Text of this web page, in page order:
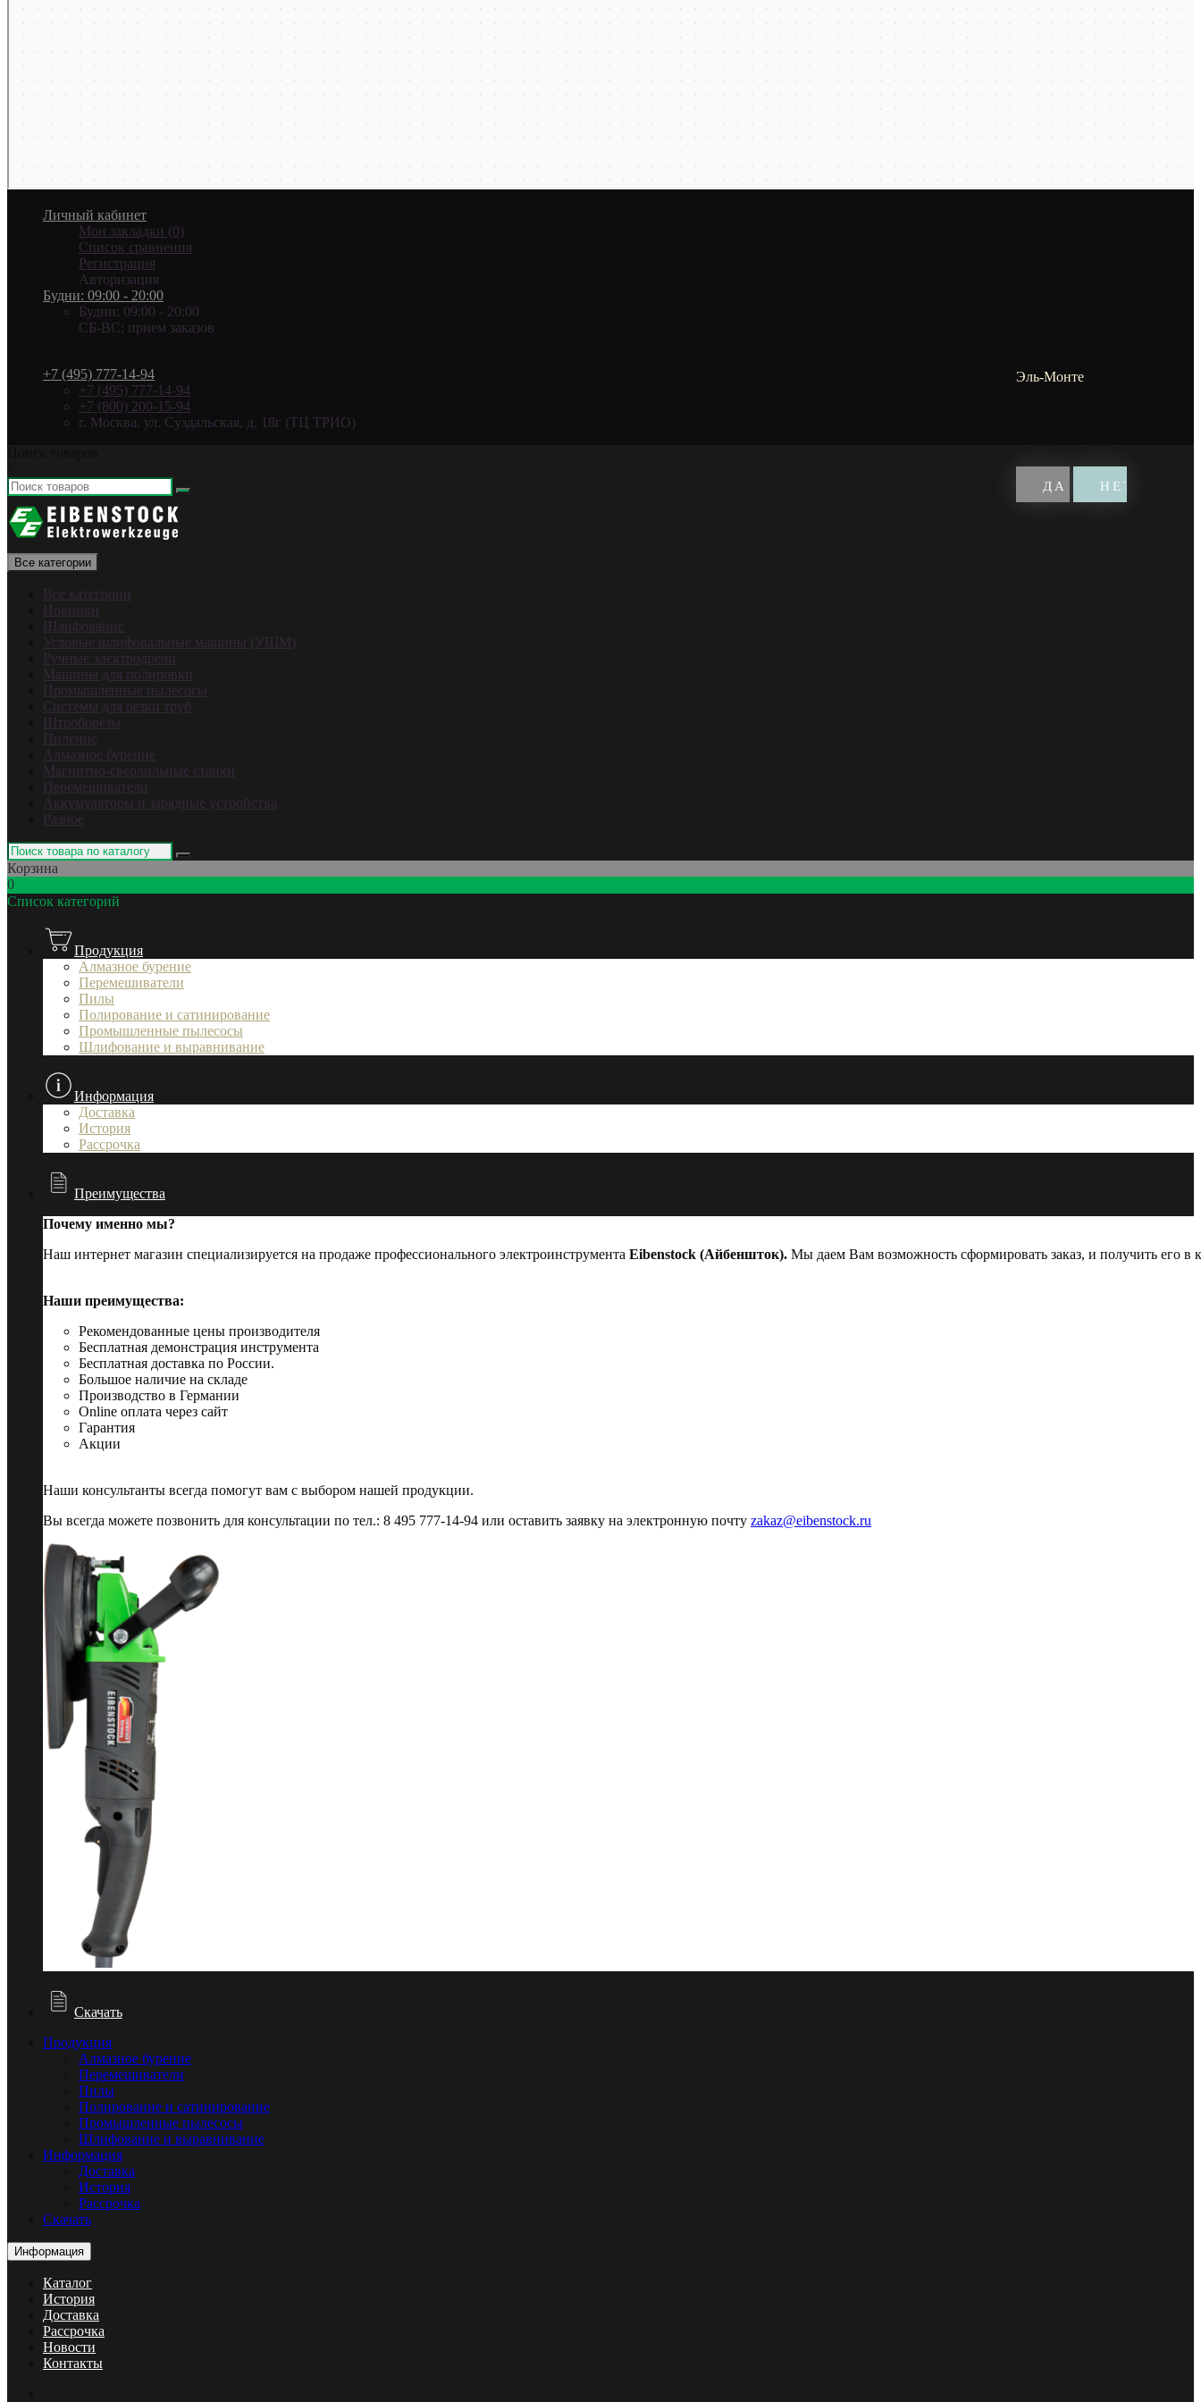
Личный кабинет
Мои закладки (0)
Список сравнения
Регистрация
Авторизация
Будни: 09:00 - 20:00
Будни: 09:00 - 20:00
СБ-ВС: прием заказов
Эль-Монте
+7 (495) 777-14-94
+7 (495) 777-14-94
+7 (800) 200-15-94
г. Москва. ул. Суздальская, д. 18г (ТЦ ТРИО)
Все категории
Все категории
Новинки
Шлифование
Угловые шлифовальные машины (УШМ)
Ручные электродрели
Машины для полировки
Промышленные пылесосы
Системы для резки труб
Штроборезы
Пиление
Алмазное бурение
Магнитно-сверлильные станки
Перемешиватели
Аккумуляторы и зарядные устройства
Разное
Корзина
0
Список категорий
Продукция
Алмазное бурение
Перемешиватели
Пилы
Полирование и сатинирование
Промышленные пылесосы
Шлифование и выравнивание
Информация
Доставка
История
Рассрочка
Преимущества
Почему именно мы?
Наш интернет магазин специализируется на продаже профессионального электроинструмента Eibenstock (Айбеншток). Мы даем Вам возможность сформировать заказ, и получить его в
Наши преимущества:
Рекомендованные цены производителя
Бесплатная демонстрация инструмента
Бесплатная доставка по России.
Большое наличие на складе
Производство в Германии
Online оплата через сайт
Гарантия
Акции
Наши консультанты всегда помогут вам с выбором нашей продукции.
Вы всегда можете позвонить для консультации по тел.: 8 495 777-14-94 или оставить заявку на электронную почту zakaz@eibenstock.ru
Скачать
Продукция
Алмазное бурение
Перемешиватели
Пилы
Полирование и сатинирование
Промышленные пылесосы
Шлифование и выравнивание
Информация
Доставка
История
Рассрочка
Скачать
Информация
Каталог
История
Доставка
Рассрочка
Новости
Контакты